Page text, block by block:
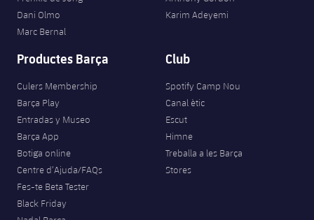
Dani Olmo
Marc Bernal
Karim Adeyemi
Productes Barça
Culers Membership
Barça Play
Entradas y Museo
Barça App
Botiga online
Centre d’Ajuda/FAQs
Fes-te Beta Tester
Black Friday
Club
Spotify Camp Nou
Canal ètic
Escut
Himne
Treballa a les Barça
Stores